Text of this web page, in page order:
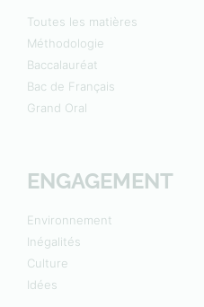
Toutes les matières
Méthodologie
Baccalauréat
Bac de Français
Grand Oral
ENGAGEMENT
Environnement
Inégalités
Culture
Idées